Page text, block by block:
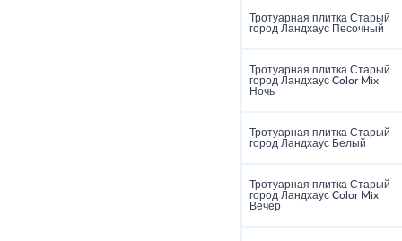
Тротуарная плитка Старый
город Ландхаус Песочный
Тротуарная плитка Старый
город Ландхаус Color Mix
Ночь
Тротуарная плитка Старый
город Ландхаус Белый
Тротуарная плитка Старый
город Ландхаус Color Mix
Вечер